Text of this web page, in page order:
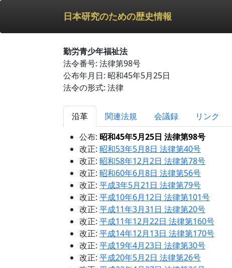
日本研究のための歴史情報
勤労青少年福祉法
法令番号: 法律第98号
公布年月日: 昭和45年5月25日
法令の形式: 法律
沿革 関連法規 会議録
リンク
公布: 昭和45年5月25日 法律第98号
改正: 昭和53年5月8日 法律第40号
改正: 昭和58年12月2日 法律第78号
改正: 昭和60年6月8日 法律第56号
改正: 平成3年5月21日 法律第79号
改正: 平成10年6月12日 法律第101号
改正: 平成11年3月31日 法律第20号
改正: 平成11年12月22日 法律第160号
改正: 平成14年12月13日 法律第170号
改正: 平成19年4月23日 法律第30号
改正: 平成20年5月2日 法律第26号